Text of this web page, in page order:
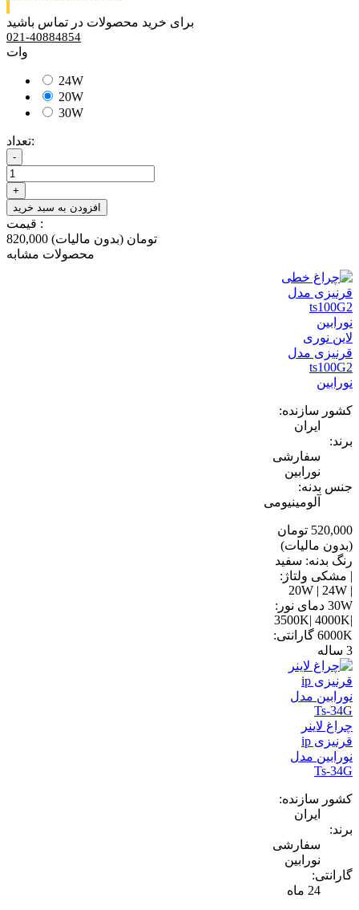
برای خرید محصولات در تماس باشید
021-40884854
وات
24W
20W
30W
تعداد:
-
+
افزودن به سبد خرید
قیمت :
820,000 تومان (بدون مالیات)
محصولات مشابه
لاین نوری
قرنیزی مدل
ts100G2
نورابین
کشور سازنده:
ایران
برند:
سفارشی
نورابین
جنس بدنه:
آلومینیومی
520,000 تومان
(بدون مالیات)
رنگ بدنه: سفید
| مشکی ولتاژ:
20W | 24W |
30W دمای نور:
3500K| 4000K|
6000K گارانتی:
3 ساله
چراغ لاینر
قرنیزی ip
نورابین مدل
Ts-34G
کشور سازنده:
ایران
برند:
سفارشی
نورابین
گارانتی:
24 ماه